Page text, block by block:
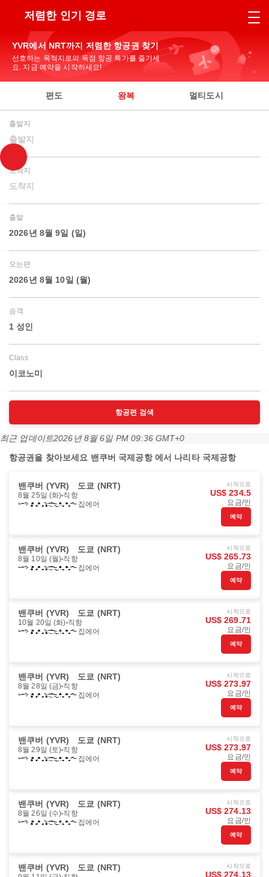
저렴한 인기 경로
YVR에서 NRT까지 저렴한 항공권 찾기
선호하는 목적지로의 독점 항공 특가를 즐기세
요. 지금 예약을 시작하세요!
편도 왕복 멀티도시
출발지
출발지
도착지
도착지
출발
2026년 8월 9일 (일)
오는편
2026년 8월 10일 (월)
승객
1 성인
Class
이코노미
항공편 검색
최근 업데이트2026년 8월 6일 PM 09:36 GMT+0
항공권을 찾아보세요 밴쿠버 국제공항 에서 나리타 국제공항
밴쿠버 (YVR) 도쿄 (NRT)
8월 25일 (화) 직항
집에어
시작으로
US$ 234.5
요금/인
예약
밴쿠버 (YVR) 도쿄 (NRT)
8월 10일 (월) 직항
집에어
시작으로
US$ 265.73
요금/인
예약
밴쿠버 (YVR) 도쿄 (NRT)
10월 20일 (화) 직항
집에어
시작으로
US$ 269.71
요금/인
예약
밴쿠버 (YVR) 도쿄 (NRT)
8월 28일 (금) 직항
집에어
시작으로
US$ 273.97
요금/인
예약
밴쿠버 (YVR) 도쿄 (NRT)
8월 29일 (토) 직항
집에어
시작으로
US$ 273.97
요금/인
예약
밴쿠버 (YVR) 도쿄 (NRT)
8월 26일 (수) 직항
집에어
시작으로
US$ 274.13
요금/인
예약
밴쿠버 (YVR) 도쿄 (NRT) 시작으로
US$ 274.13